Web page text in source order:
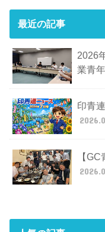
最近の記事
2026
業青
印青
【